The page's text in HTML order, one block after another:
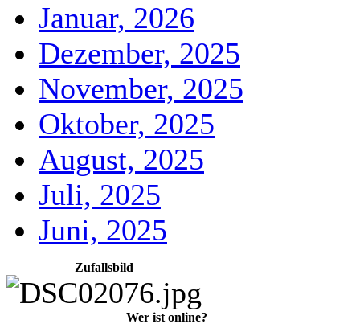
Januar, 2026
Dezember, 2025
November, 2025
Oktober, 2025
August, 2025
Juli, 2025
Juni, 2025
Zufallsbild
Wer ist online?